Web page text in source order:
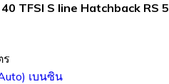
TFSI S line Hatchback RS 5
ร
เบนซิน